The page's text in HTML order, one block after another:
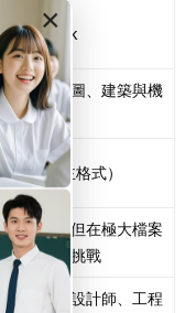
×
Autodesk
通用型繪圖、建築與機
械設計
DWG（主格式）
高效能，但在極大檔案
處理上有挑戰
偏向一般設計師、工程